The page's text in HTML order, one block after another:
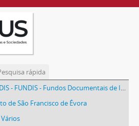
rápida
- FUNDIS - Fundos Documentais de Instituições do Sul
de São Francisco de Évora